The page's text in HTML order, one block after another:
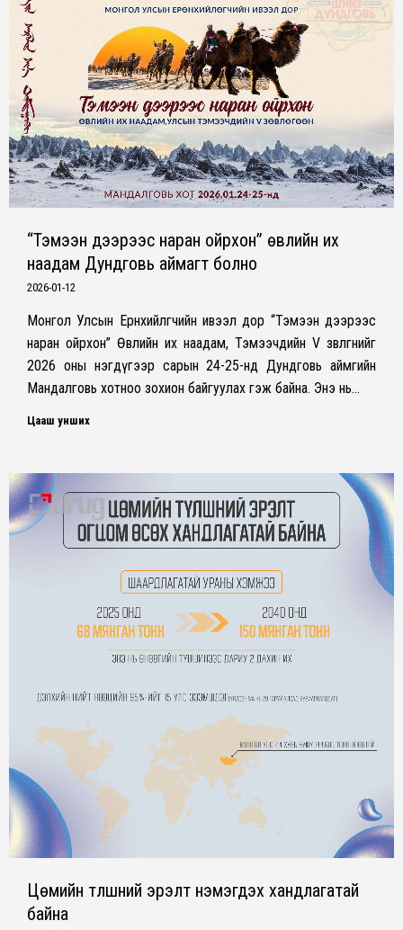
“Тэмээн дээрээс наран ойрхон” өвлийн их
наадам Дундговь аймагт болно
2026-01-12
Монгол Улсын Ерөнхийлөгчийн ивээл дор “Тэмээн дээрээс
наран ойрхон” Өвлийн их наадам, Тэмээчдийн V зөвлөгөөнийг
2026 оны нэгдүгээр сарын 24-25-нд Дундговь аймгийн
Мандалговь хотноо зохион байгуулах гэж байна. Энэ нь…
Цааш унших
Цөмийн түлшний эрэлт нэмэгдэх хандлагатай
байна